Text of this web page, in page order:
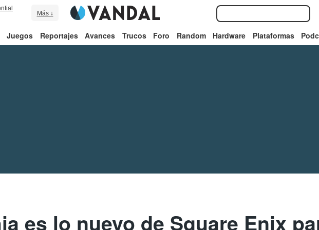
Más ↓
Juegos Reportajes Avances Trucos Foro Random Hardware Plataformas
es lo nuevo de Square Enix